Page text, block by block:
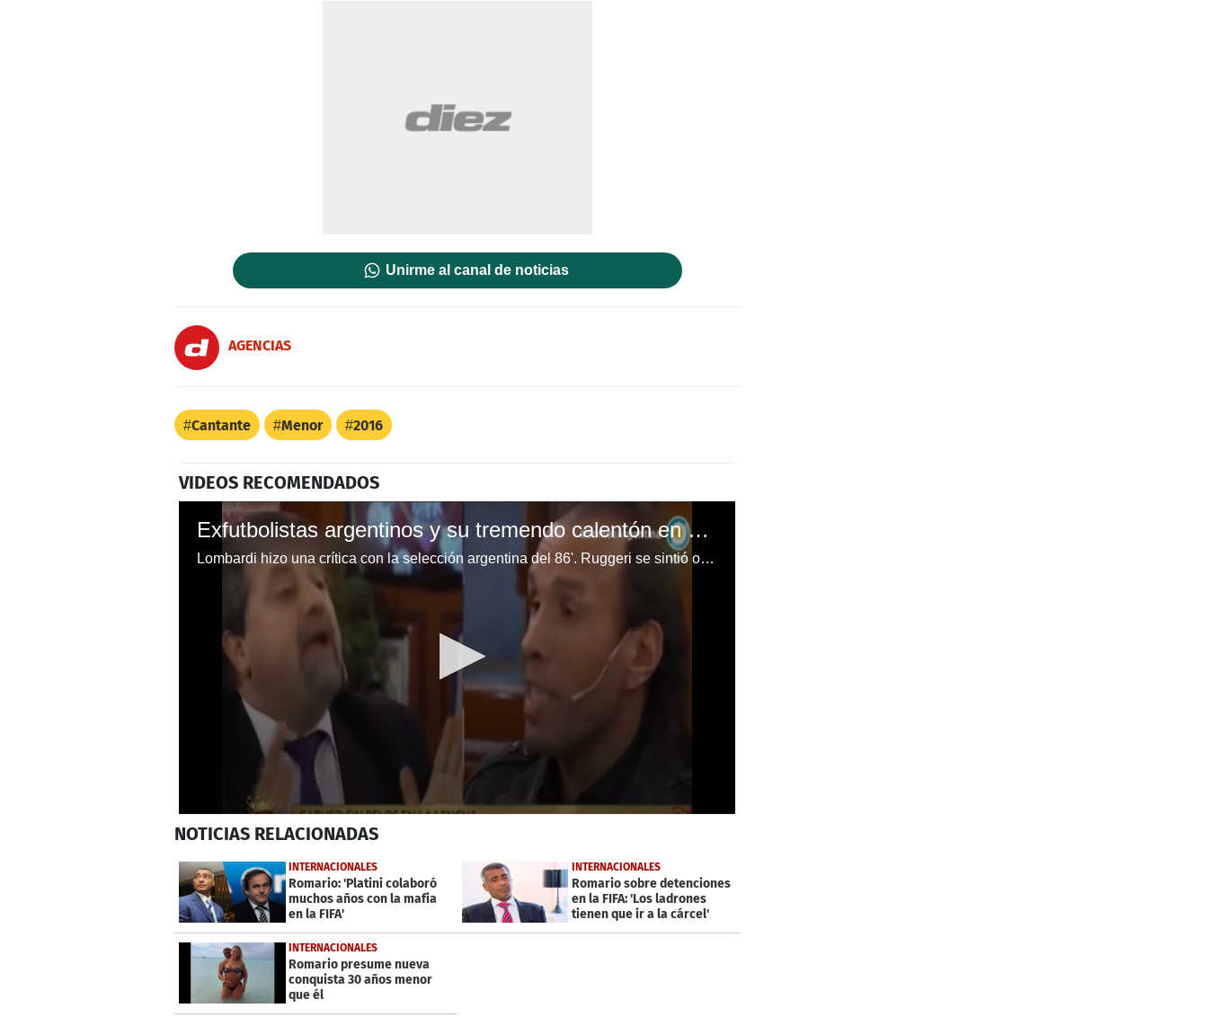
Unirme al canal de noticias
AGENCIAS
Cantante Menor 2016
VIDEOS RECOMENDADOS
Exfutbolistas argentinos y su tremendo calentón en vivo: "No tienen huevos"
Lombardi hizo una crítica con la selección argentina del 86'. Ruggeri se sintió ofendido y respondió.
seconds
2
minutes,
8
secondsVolume
0%
NOTICIAS RELACIONADAS
INTERNACIONALES
Romario: 'Platini colaboró
muchos años con la mafia
en la FIFA'
INTERNACIONALES
Romario sobre detenciones
en la FIFA: 'Los ladrones
tienen que ir a la cárcel'
INTERNACIONALES
Romario presume nueva
conquista 30 años menor
que él